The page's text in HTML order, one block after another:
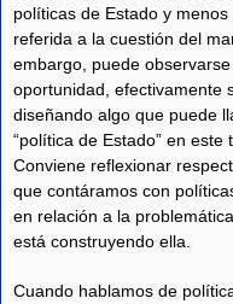
políticas de Estado y menos
referida a la cuestión del
embargo, puede
oportunidad, efectivamente
diseñando algo que puede
“política de Estado” en este
Conviene reflexionar
que contáramos con
en relación a la
está construyendo ella.
Cuando hablamos de